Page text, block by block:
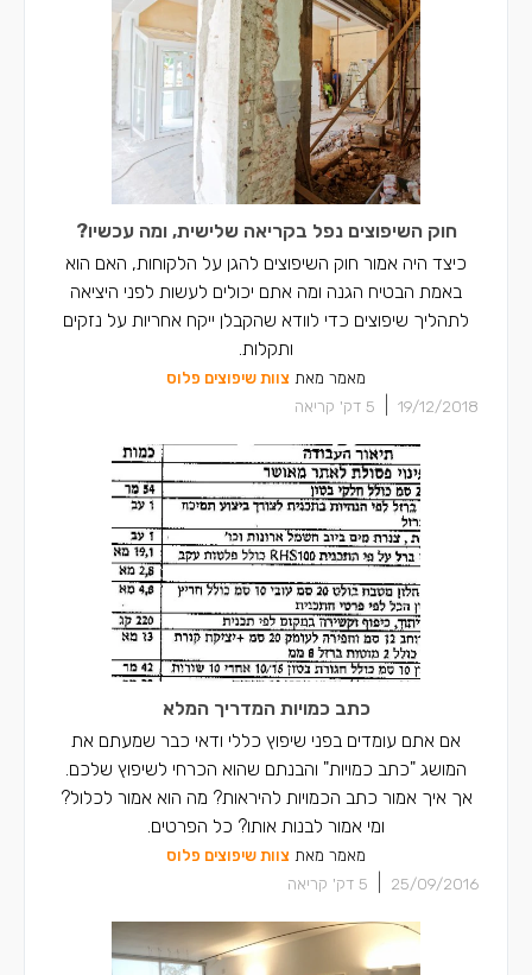
חוק השיפוצים נפל בקריאה שלישית, ומה עכשיו?
כיצד היה אמור חוק השיפוצים להגן על הלקוחות, האם הוא
באמת הבטיח הגנה ומה אתם יכולים לעשות לפני היציאה
לתהליך שיפוצים כדי לוודא שהקבלן ייקח אחריות על נזקים
ותקלות.
מאמר מאת צוות שיפוצים פלוס
19/12/2018
5 דק' קריאה
כתב כמויות המדריך המלא
אם אתם עומדים בפני שיפוץ כללי ודאי כבר שמעתם את
המושג "כתב כמויות" והבנתם שהוא הכרחי לשיפוץ שלכם.
אך איך אמור כתב הכמויות להיראות? מה הוא אמור לכלול?
ומי אמור לבנות אותו? כל הפרטים.
מאמר מאת צוות שיפוצים פלוס
25/09/2016
5 דק' קריאה